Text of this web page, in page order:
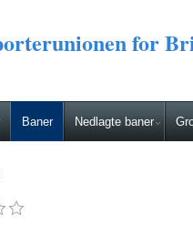
for
Baner Nedlagte baner